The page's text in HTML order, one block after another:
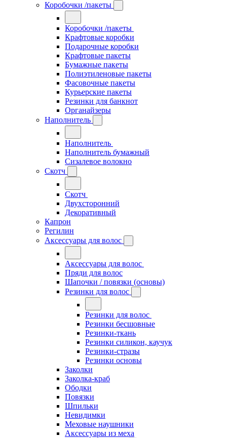
Коробочки /пакеты
Коробочки /пакеты
Крафтовые коробки
Подарочные коробки
Крафтовые пакеты
Бумажные пакеты
Полиэтиленовые пакеты
Фасовочные пакеты
Курьерские пакеты
Резинки для банкнот
Органайзеры
Наполнитель
Наполнитель
Наполнитель бумажный
Сизалевое волокно
Скотч
Скотч
Двухсторонний
Декоративный
Капрон
Регилин
Аксессуары для волос
Аксессуары для волос
Пряди для волос
Шапочки / повязки (основы)
Резинки для волос
Резинки для волос
Резинки бесшовные
Резинки-ткань
Резинки силикон, каучук
Резинки-стразы
Резинки основы
Заколки
Заколка-краб
Ободки
Повязки
Шпильки
Невидимки
Меховые наушники
Аксессуары из меха